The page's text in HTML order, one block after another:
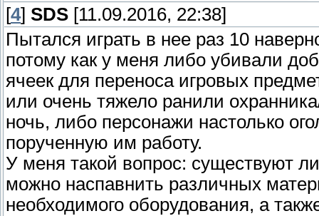
[4] SDS [11.09.2016, 22:38]
Пытался играть в нее раз 10
потому как у меня либо убивали
ячеек для переноса игровых
или очень тяжело ранили
ночь, либо персонажи настолько
порученную им работу.
У меня такой вопрос: существуют
можно наспавнить различных
необходимого оборудования, а